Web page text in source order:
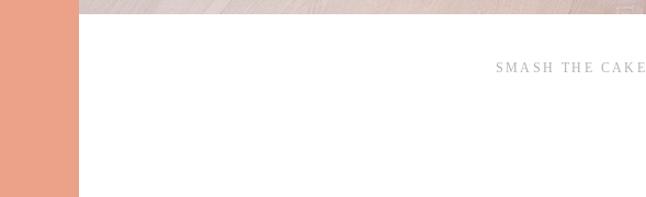
SMASH THE CAKE